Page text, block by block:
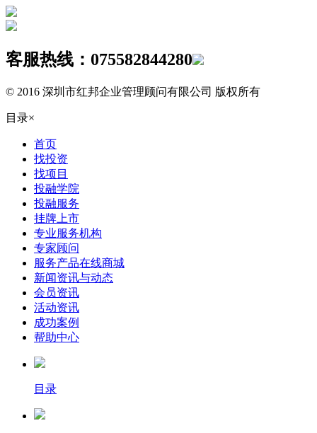
客服热线： 075582844280
© 2016 深圳市红邦企业管理顾问有限公司 版权所有
目录×
首页
找投资
找项目
投融学院
投融服务
挂牌上市
专业服务机构
专家顾问
服务产品在线商城
新闻资讯与动态
会员资讯
活动资讯
成功案例
帮助中心
目录